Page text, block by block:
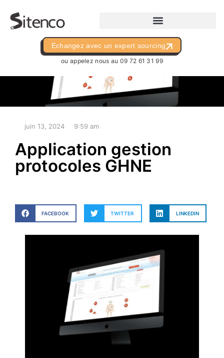
Echangez avec un expert sourcing
ou appelez nous au 09 72 61 31 99
juin 13, 2024 9:59 am
Application gestion
protocoles GHNE
FACEBOOK TWITTER LINKEDIN